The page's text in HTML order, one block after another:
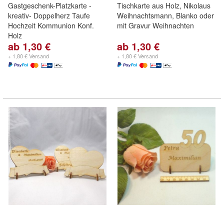
Gastgeschenk-Platzkarte -
kreativ- Doppelherz Taufe
Hochzeit Kommunion Konf.
Holz
ab 1,30 €
+ 1,80 € Versand
Tischkarte aus Holz, Nikolaus
Weihnachtsmann, Blanko oder
mit Gravur Weihnachten
ab 1,30 €
+ 1,80 € Versand